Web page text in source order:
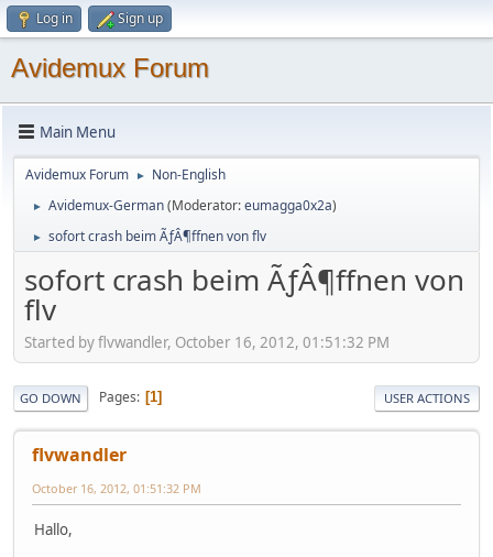
Log in Sign up
Avidemux Forum
Main Menu
Avidemux Forum ► Non-English
► Avidemux-German(Moderator:eumagga0x2a)
► sofort crash beim ÃƒÂ¶ffnen von flv
sofort crash beim ÃƒÂ¶ffnen von
flv
Started by flvwandler, October 16, 2012, 01:51:32 PM
GO DOWN Pages 1 USER ACTIONS
flvwandler
October 16, 2012, 01:51:32 PM
Hallo,